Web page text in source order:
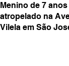
Menino de 7
atropelado na
Vilela em São